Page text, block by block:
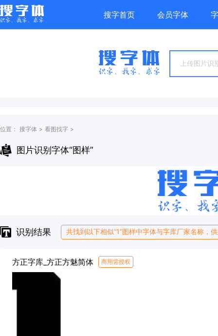
搜字首页 会员字体
上传图片
位置： 搜字体 > 看图找字 >
图片识别字体“图样”
识别结果 共找到以下相似“1”图样中字体与字库厂家名称，
方正字库_方正方魅简体 商用需授权